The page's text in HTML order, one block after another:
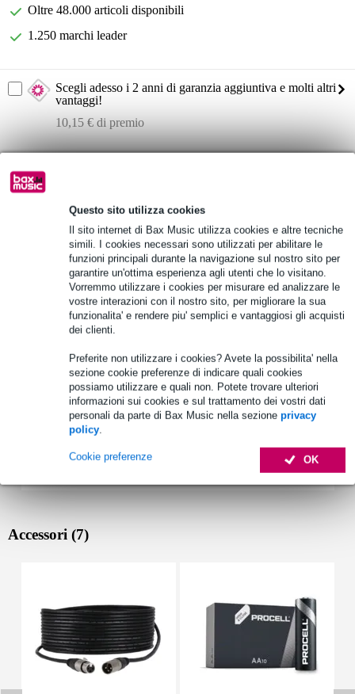
Questo sito utilizza cookies
Il sito internet di Bax Music utilizza cookies e altre tecniche
simili. I cookies necessari sono utilizzati per abilitare le
funzioni principali durante la navigazione sul nostro sito per
garantire un'ottima esperienza agli utenti che lo visitano.
Vorremmo utilizzare i cookies per misurare ed analizzare le
vostre interazioni con il nostro sito, per migliorare la sua
funzionalita' e rendere piu' semplici e vantaggiosi gli acquisti
dei clienti.
Preferite non utilizzare i cookies? Avete la possibilita' nella
sezione cookie preferenze di indicare quali cookies
possiamo utilizzare e quali non. Potete trovare ulteriori
informazioni sui cookies e sul trattamento dei vostri dati
personali da parte di Bax Music nella sezione privacy
policy.
OK
Cookie preferenze
Oltre 48.000 articoli disponibili
1.250 marchi leader
Scegli adesso i 2 anni di garanzia aggiuntiva e molti altri
vantaggi!
10,15 € di premio
LD Systems U300 IEM
modello: U308 IEM
banda di frequenza: 823 - 832 MHz (bandgap), 863 - 865 MHz
Specifiche complete
Vedi anche (2)
Accessori (7)